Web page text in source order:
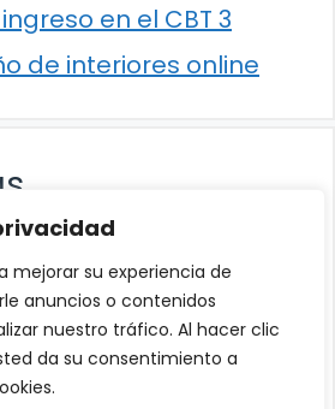
mejorar su experiencia de
anuncios o contenidos
nuestro tráfico. Al hacer clic
da su consentimiento a
en el CBT 3
de interiores online